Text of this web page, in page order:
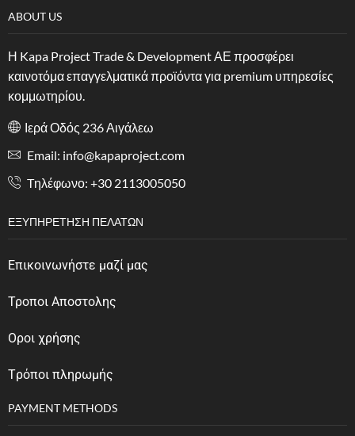
ABOUT US
Η Kapa Project Trade & Development ΑΕ προσφέρει
καινοτόμα επαγγελματικά προϊόντα για premium υπηρεσίες
κομμωτηρίου.
Ιερά Οδός 236 Αιγάλεω
Email: info@kapaproject.com
Tηλέφωνο: +30 2113005050
ΕΞΥΠΗΡΈΤΗΣΗ ΠΕΛΑΤΏΝ
Επικοινωνήστε μαζί μας
Τροποι Αποστολης
Οροι χρήσης
Tρόποι πληρωμής
PAYMENT METHODS